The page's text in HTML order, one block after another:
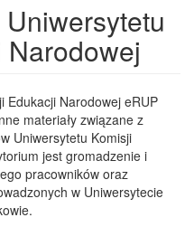
Edukacji Narodowej eRUP
materiały związane z
Uniwersytetu Komisji
jest gromadzenie i
pracowników oraz
w Uniwersytecie